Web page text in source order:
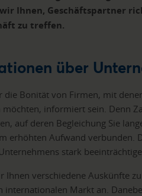
Ihnen, Geschäftspartner
zu treffen.
über
die Bonität von Firmen, mit
informiert sein. Denn
auf deren Begleichung Sie
erhöhten Aufwand verbunden.
stark
Ihnen verschiedene Auskünfte
internationalen Markt an.